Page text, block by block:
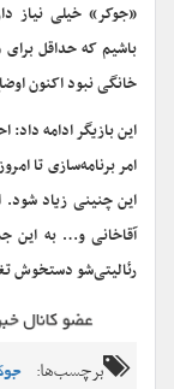
«جوکر» خیلی نیاز
باشیم که حداقل
خانگی نبود اکنون
این بازیگر ادامه
امر برنامه‌سازی تا
این چنینی زیاد شود.
آقاخانی و… به این
رئالیتی‌شو دستخوش
برچسب‌ها: